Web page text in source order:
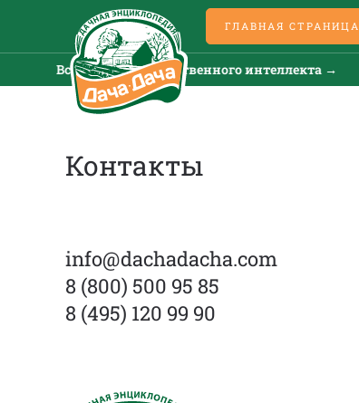
ГЛАВНАЯ СТРАНИЦА
Все новости искусственного интеллекта →
Контакты
info@dachadacha.com
8 (800) 500 95 85
8 (495) 120 99 90